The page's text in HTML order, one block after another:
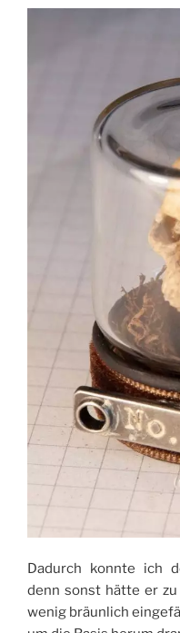
Dadurch konnte ich
denn sonst hätte er
wenig bräunlich